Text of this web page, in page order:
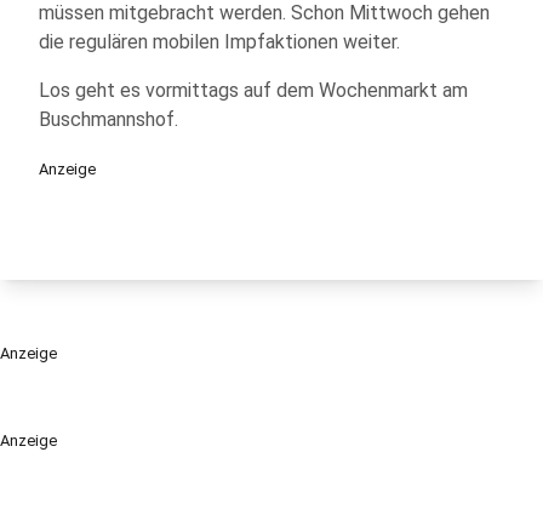
Anzeige
müssen mitgebracht werden. Schon Mittwoch gehen
die regulären mobilen Impfaktionen weiter.
Los geht es vormittags auf dem Wochenmarkt am
Buschmannshof.
Anzeige
Anzeige